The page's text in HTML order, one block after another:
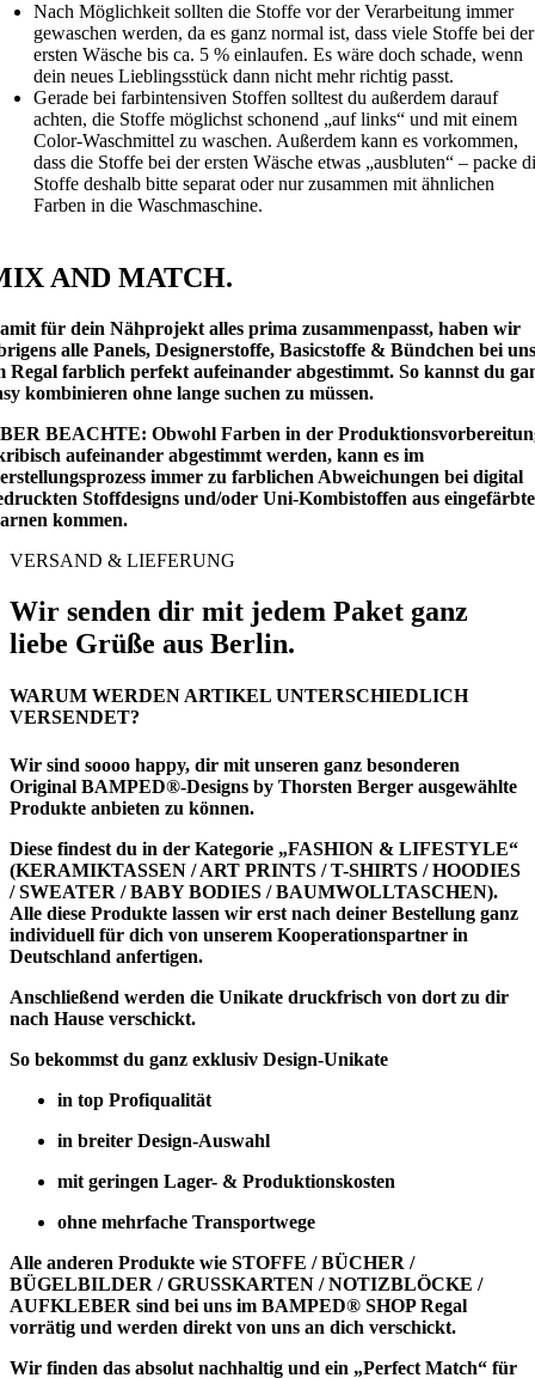
Nach Möglichkeit sollten die Stoffe vor der Verarbeitung immer
gewaschen werden, da es ganz normal ist, dass viele Stoffe bei der
ersten Wäsche bis ca. 5 % einlaufen. Es wäre doch schade, wenn
dein neues Lieblingsstück dann nicht mehr richtig passt.
Gerade bei farbintensiven Stoffen solltest du außerdem darauf
achten, die Stoffe möglichst schonend „auf links“ und mit einem
Color-Waschmittel zu waschen. Außerdem kann es vorkommen,
dass die Stoffe bei der ersten Wäsche etwas „ausbluten“ – packe
Stoffe deshalb bitte separat oder nur zusammen mit ähnlichen
Farben in die Waschmaschine.
AND MATCH.
für dein Nähprojekt alles prima zusammenpasst, haben wir
alle Panels, Designerstoffe, Basicstoffe & Bündchen bei uns
Regal farblich perfekt aufeinander abgestimmt. So kannst du
kombinieren ohne lange suchen zu müssen.
BEACHTE: Obwohl Farben in der
aufeinander abgestimmt werden, kann es im
immer zu farblichen Abweichungen bei digital
Stoffdesigns und/oder Uni-Kombistoffen aus
kommen.
VERSAND & LIEFERUNG
Wir senden dir mit jedem Paket ganz
liebe Grüße aus Berlin.
WARUM WERDEN ARTIKEL UNTERSCHIEDLICH
VERSENDET?
Wir sind soooo happy, dir mit unseren ganz besonderen
Original BAMPED®-Designs by Thorsten Berger ausgewählte
Produkte anbieten zu können.
Diese findest du in der Kategorie „FASHION & LIFESTYLE“
(KERAMIKTASSEN / ART PRINTS / T-SHIRTS / HOODIES
/ SWEATER / BABY BODIES / BAUMWOLLTASCHEN).
Alle diese Produkte lassen wir erst nach deiner Bestellung ganz
individuell für dich von unserem Kooperationspartner in
Deutschland anfertigen.
Anschließend werden die Unikate druckfrisch von dort zu dir
nach Hause verschickt.
So bekommst du ganz exklusiv Design-Unikate
in top Profiqualität
in breiter Design-Auswahl
mit geringen Lager- & Produktionskosten
ohne mehrfache Transportwege
Alle anderen Produkte wie STOFFE / BÜCHER /
BÜGELBILDER / GRUSSKARTEN / NOTIZBLÖCKE /
AUFKLEBER sind bei uns im BAMPED® SHOP Regal
vorrätig und werden direkt von uns an dich verschickt.
Wir finden das absolut nachhaltig und ein „Perfect Match“ für